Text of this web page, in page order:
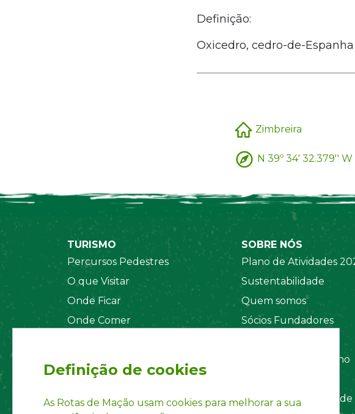
Definição:
Oxicedro, cedro-de-Espanha
Zimbreira
N 39º 34' 32.379'' W
TURISMO
Percursos Pedestres
O que Visitar
Onde Ficar
Onde Comer
SOBRE NÓS
Plano de Atividades
Sustentabilidade
Quem somos
Sócios Fundadores
Regulamento Interno
Política de Privacidade
Definição de cookies
As Rotas de Mação usam cookies para melhorar a sua